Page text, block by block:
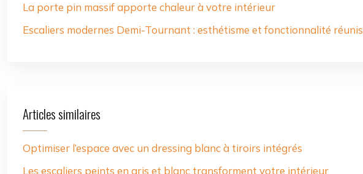
La porte pin massif apporte chaleur à votre intérieur
Escaliers modernes Demi-Tournant : esthétisme et fonctionnalité réunis
Articles similaires
Optimiser l’espace avec un dressing blanc à tiroirs intégrés
Les escaliers peints en gris et blanc transforment votre intérieur